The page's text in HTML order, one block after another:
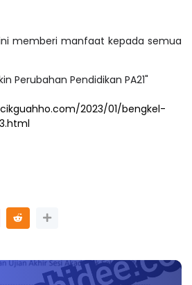
memberi manfaat kepada semua
Perubahan Pendidikan PA21"
2023/01/bengkel-